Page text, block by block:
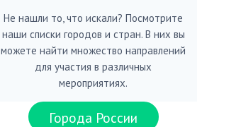
Не нашли то, что искали? Посмотрите
наши списки городов и стран. В них вы
можете найти множество направлений
для участия в различных
мероприятиях.
Города России